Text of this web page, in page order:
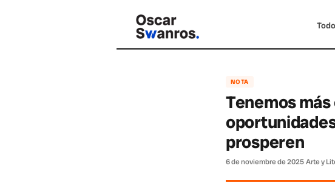
NOTA
Tenemos
prosperen
6 de noviembre de 2025Arte y